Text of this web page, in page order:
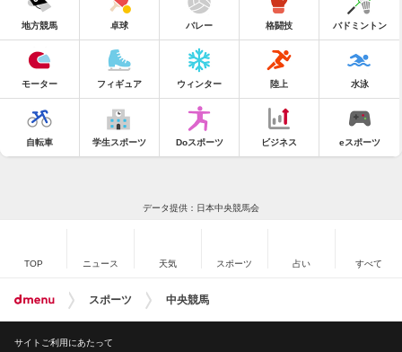
地方競馬 卓球 バレー 格闘技 バドミントン
モーター フィギュア ウィンター 陸上 水泳
自転車 学生スポーツ Doスポーツ ビジネス eスポーツ
データ提供：日本中央競馬会
TOP ニュース 天気 スポーツ 占い すべて
スポーツ 中央競馬
サイトご利用にあたって